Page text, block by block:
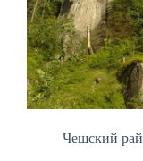
Чешский рай